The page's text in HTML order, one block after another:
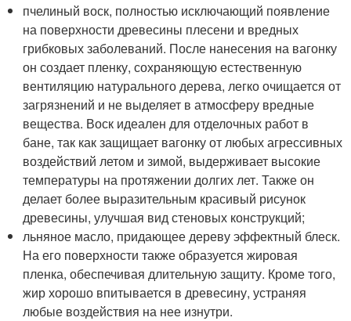
пчелиный воск, полностью исключающий появление
на поверхности древесины плесени и вредных
грибковых заболеваний. После нанесения на вагонку
он создает пленку, сохраняющую естественную
вентиляцию натурального дерева, легко очищается от
загрязнений и не выделяет в атмосферу вредные
вещества. Воск идеален для отделочных работ в
бане, так как защищает вагонку от любых агрессивных
воздействий летом и зимой, выдерживает высокие
температуры на протяжении долгих лет. Также он
делает более выразительным красивый рисунок
древесины, улучшая вид стеновых конструкций;
льняное масло, придающее дереву эффектный блеск.
На его поверхности также образуется жировая
пленка, обеспечивая длительную защиту. Кроме того,
жир хорошо впитывается в древесину, устраняя
любые воздействия на нее изнутри.